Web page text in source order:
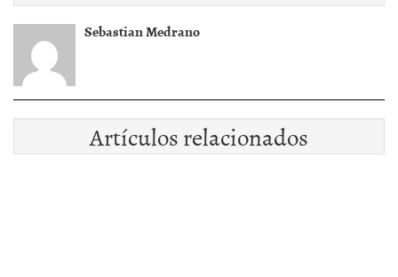
Sebastian Medrano
Artículos relacionados